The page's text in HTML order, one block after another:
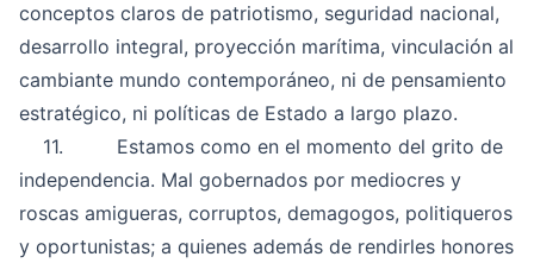
conceptos claros de patriotismo, seguridad nacional,
desarrollo integral, proyección marítima, vinculación al
cambiante mundo contemporáneo, ni de pensamiento
estratégico, ni políticas de Estado a largo plazo.
11. Estamos como en el momento del grito de
independencia. Mal gobernados por mediocres y
roscas amigueras, corruptos, demagogos, politiqueros
y oportunistas; a quienes además de rendirles honores